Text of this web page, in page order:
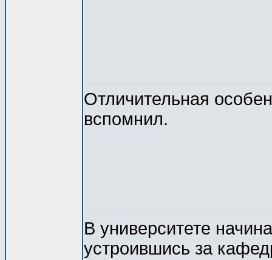
Отличительная
вспомнил.
В университете
устроившись за